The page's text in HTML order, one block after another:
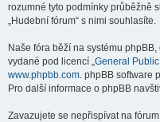
rozumné tyto podmínky průběžně
„Hudební fórum“ s nimi souhlasíte.
Naše fóra běží na systému
vydané pod licencí „General
www.phpbb.com. phpBB software
Pro další informace o phpBB
Zavazujete se nepřispívat na